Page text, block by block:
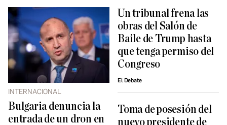
INTERNACIONAL
Bulgaria denuncia la
entrada de un dron en
Un tribunal frena las
obras del Salón de
Baile de Trump hasta
que tenga permiso del
Congreso
El Debate
Toma de posesión del
nuevo presidente de